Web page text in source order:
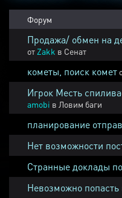
Форум
Продажа/ обмен на
от Zakk в Сенат
кометы, поиск комет
Игрок Месть
amobi в Ловим баги
планирование
Нет возможности
Странные доклады
Невозможно попасть